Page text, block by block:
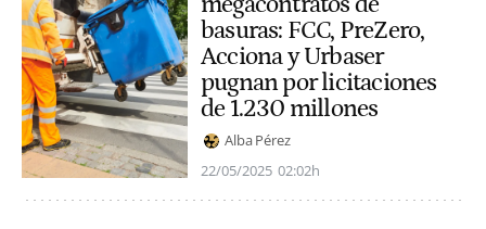
basuras: FCC, PreZero,
Acciona y Urbaser
pugnan por licitaciones
de 1.230 millones
Alba Pérez
22/05/2025 02:02h